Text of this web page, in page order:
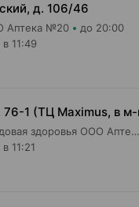
д. 106/46
Аптека №20 до 20:00
11:49
АстраФарма Кладовая здоровья ООО Аптека №9
11:21